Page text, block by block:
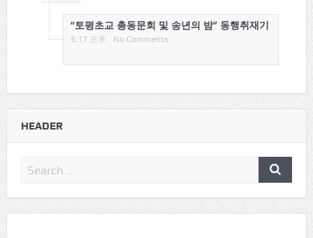
“토평초교 총동문회 및 송년의 밤” 동행취재기
5:17 오후 No Comments
HEADER